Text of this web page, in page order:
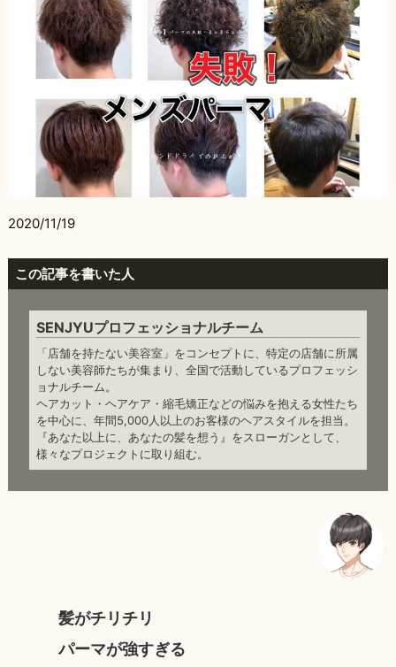
2020/11/19
この記事を書いた人
SENJYUプロフェッショナルチーム
「店舗を持たない美容室」をコンセプトに、特定の店舗に所属
しない美容師たちが集まり、全国で活動しているプロフェッシ
ョナルチーム。
ヘアカット・ヘアケア・縮毛矯正などの悩みを抱える女性たち
を中心に、年間5,000人以上のお客様のヘアスタイルを担当。
『あなた以上に、あなたの髪を想う』をスローガンとして、
様々なプロジェクトに取り組む。
髪がチリチリ
パーマが強すぎる